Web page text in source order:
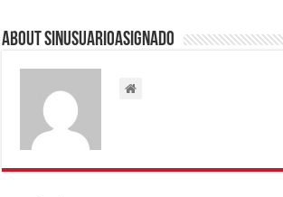
About sinusuarioasignado